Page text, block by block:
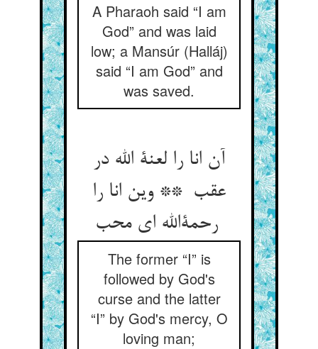
A Pharaoh said “I am
God” and was laid
low; a Mansúr (Halláj)
said “I am God” and
was saved.
آن انا را لعنة الله در
عقب ** وین انا را
رحمةالله ای محب
The former “I” is
followed by God's
curse and the latter
“I” by God's mercy, O
loving man;